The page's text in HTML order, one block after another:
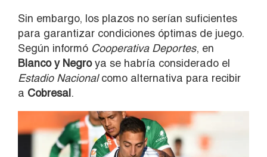
Sin embargo, los plazos no serían suficientes
para garantizar condiciones óptimas de juego.
Según informó Cooperativa Deportes, en
Blanco y Negroya se habría considerado el
Estadio Nacionalcomo alternativa para recibir
a Cobresal.